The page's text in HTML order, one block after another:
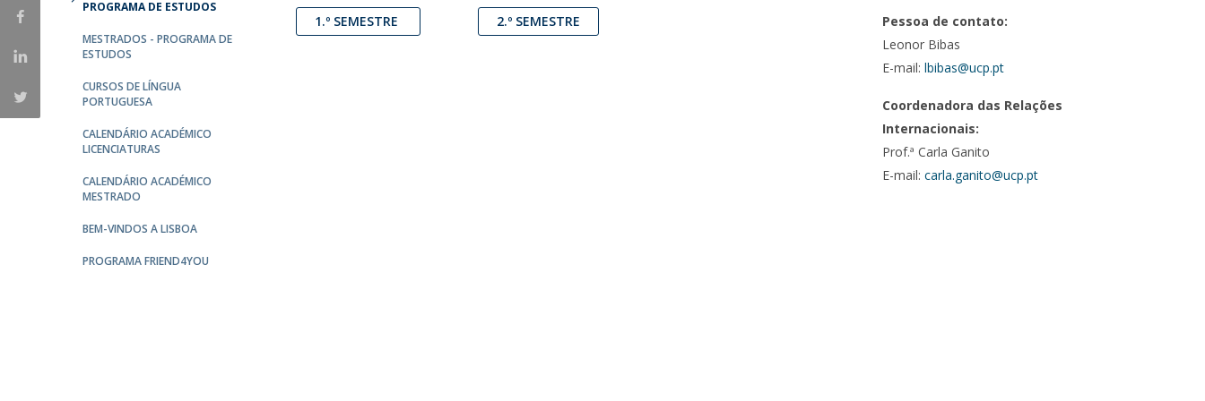
MYFCH Doutoramentos
Católica Research Centre for Psychological, Family and
PROGRAMA DE ESTUDOS
MESTRADOS - PROGRAMA DE
ESTUDOS
CURSOS DE LÍNGUA
PORTUGUESA
CALENDÁRIO ACADÉMICO
LICENCIATURAS
CALENDÁRIO ACADÉMICO
MESTRADO
BEM-VINDOS A LISBOA
PROGRAMA FRIEND4YOU
1.º SEMESTRE 2.º SEMESTRE
Pessoa de contato:
Leonor Bibas
E-mail:lbibas@ucp.pt
Coordenadora das Relações
Internacionais:
Prof.ª Carla Ganito
E-mail:carla.ganito@ucp.pt